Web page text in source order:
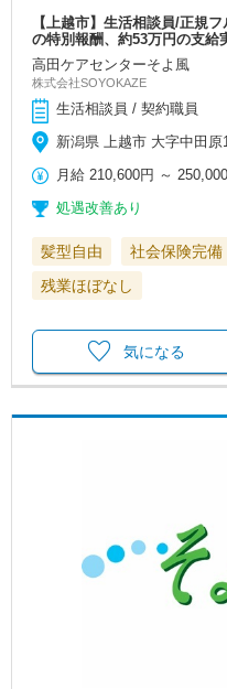
【上越市】生活相談員/正規
の特別報酬、約53万円の支給
高田ケアセンターそよ風
株式会社SOYOKAZE
生活相談員 / 契約職員
新潟県 上越市 大字中田原
月給 210,600円 ～
処遇改善あり
髪型自由 社会保険完備
残業ほぼなし
気になる